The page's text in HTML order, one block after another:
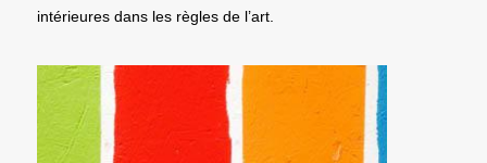
intérieures dans les règles de l’art.